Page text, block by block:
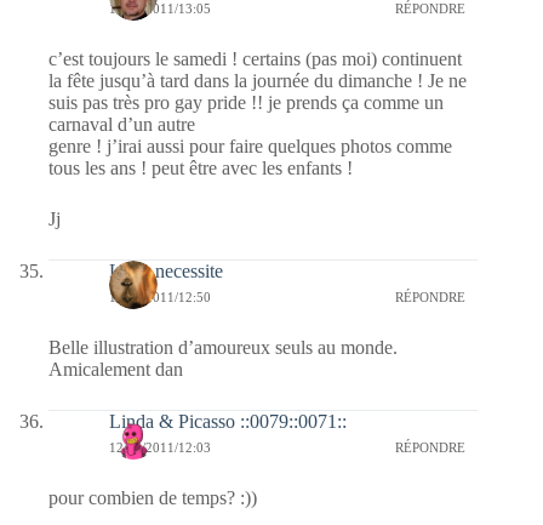
12/06/2011/13:05 RÉPONDRE
c’est toujours le samedi ! certains (pas moi) continuent
la fête jusqu’à tard dans la journée du dimanche ! Je ne
suis pas très pro gay pride !! je prends ça comme un
carnaval d’un autre
genre ! j’irai aussi pour faire quelques photos comme
tous les ans ! peut être avec les enfants !
Jj
Libre necessite
12/06/2011/12:50 RÉPONDRE
Belle illustration d’amoureux seuls au monde.
Amicalement dan
Linda & Picasso ::0079::0071::
12/06/2011/12:03 RÉPONDRE
pour combien de temps? :))